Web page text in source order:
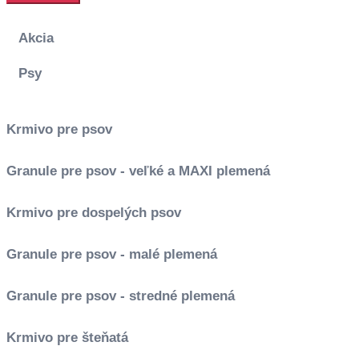
Akcia
Psy
Krmivo pre psov
Granule pre psov - veľké a MAXI plemená
Krmivo pre dospelých psov
Granule pre psov - malé plemená
Granule pre psov - stredné plemená
Krmivo pre šteňatá